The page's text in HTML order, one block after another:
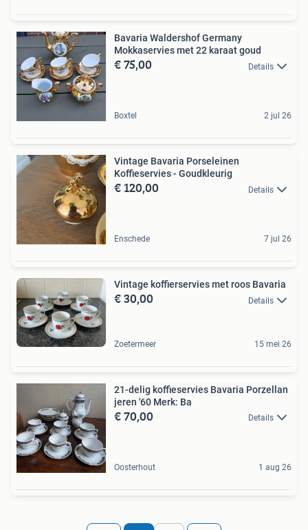
Bavaria Waldershof Germany
Mokkaservies met 22 karaat goud
€ 75,00 Details
Boxtel 2 jul 26
Vintage Bavaria Porseleinen
Koffieservies - Goudkleurig
€ 120,00 Details
Enschede 7 jul 26
Vintage koffierservies met roos Bavaria
€ 30,00 Details
Zoetermeer 15 mei 26
21-delig koffieservies Bavaria Porzellan
jeren '60 Merk: Ba
€ 70,00 Details
Oosterhout 1 aug 26